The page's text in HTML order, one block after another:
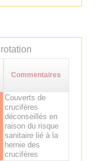
Commentaires
Couverts de
crucifères
déconseillés en
raison du risque
sanitaire lié à la
hernie des
crucifères